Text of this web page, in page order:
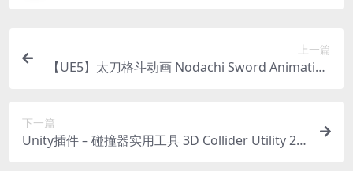
上一篇
【UE5】太刀格斗动画 Nodachi Sword Animation
下一篇
Unity插件 – 碰撞器实用工具 3D Collider Utility 2 –